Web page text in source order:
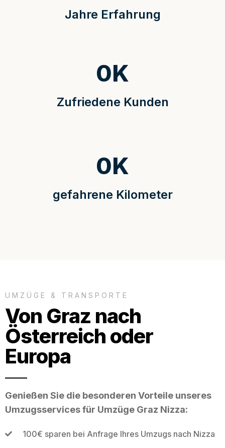
Jahre Erfahrung
Zufriedene Kunden
0K
gefahrene Kilometer
0K
UMZÜGE & TRANSPORTE
Von Graz nach
Österreich oder
Europa
Genießen Sie die besonderen Vorteile unseres
Umzugsservices für Umzüge Graz Nizza:
100€ sparen bei Anfrage Ihres Umzugs nach Nizza